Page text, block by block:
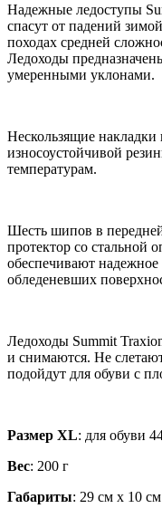
Надежные ледоступы
спасут от падений
походах средней
Ледоходы
умеренными уклонами.
Нескользящие накладки
износоустойчивой
температурам.
Шесть шипов в
протектор со стальной
обеспечивают надежное
обледеневших
Ледоходы Summit
и снимаются. Не
подойдут для обуви с
Размер XL: для обуви
Вес: 200 г
Габариты: 29 см х 10